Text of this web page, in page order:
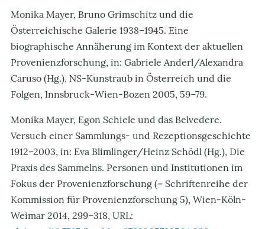
Monika Mayer, Bruno Grimschitz und die
Österreichische Galerie 1938–1945. Eine
biographische Annäherung im Kontext der aktuellen
Provenienzforschung, in: Gabriele Anderl/Alexandra
Caruso (Hg.), NS-Kunstraub in Österreich und die
Folgen, Innsbruck-Wien-Bozen 2005, 59–79.
Monika Mayer, Egon Schiele und das Belvedere.
Versuch einer Sammlungs- und Rezeptionsgeschichte
1912–2003, in: Eva Blimlinger/Heinz Schödl (Hg.), Die
Praxis des Sammelns. Personen und Institutionen im
Fokus der Provenienzforschung (= Schriftenreihe der
Kommission für Provenienzforschung 5), Wien-Köln-
Weimar 2014, 299–318, URL: